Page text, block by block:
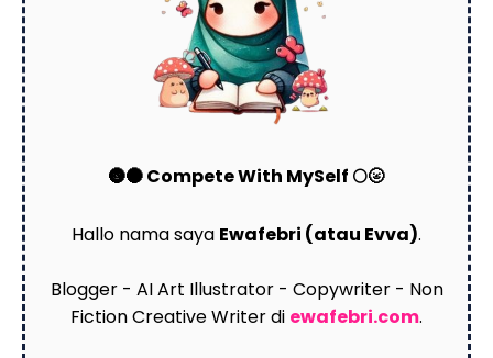
🌚🌑 Compete With MySelf 🌕🌝
Hallo nama saya Ewafebri (atau Evva).
Blogger - AI Art Illustrator - Copywriter - Non
Fiction Creative Writer di ewafebri.com.